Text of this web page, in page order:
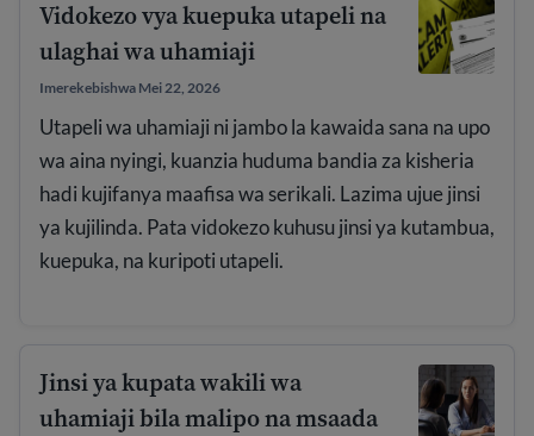
Vidokezo vya kuepuka utapeli na
ulaghai wa uhamiaji
Imerekebishwa Mei 22, 2026
Utapeli wa uhamiaji ni jambo la kawaida sana na upo
wa aina nyingi, kuanzia huduma bandia za kisheria
hadi kujifanya maafisa wa serikali. Lazima ujue jinsi
ya kujilinda. Pata vidokezo kuhusu jinsi ya kutambua,
kuepuka, na kuripoti utapeli.
Jinsi ya kupata wakili wa
uhamiaji bila malipo na msaada